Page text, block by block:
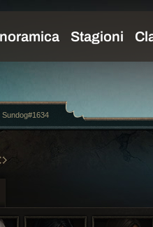
Sundog#1634